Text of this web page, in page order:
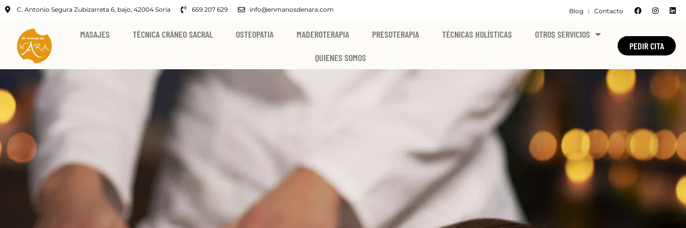
C. Antonio Segura Zubizarreta 6, bajo, 42004 Soria 659 207 629 info@enmanosdenara.com Blog Contacto
MASAJES TÉCNICA CRÁNEO SACRAL OSTEOPATIA MADEROTERAPIA PRESOTERAPIA TÉCNICAS HOLÍSTICAS OTROS SERVICIOS
QUIENES SOMOS
PEDIR CITA